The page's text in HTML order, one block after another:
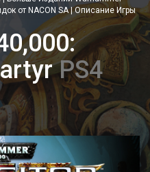
от NACON SA | Описание Игры
PS4